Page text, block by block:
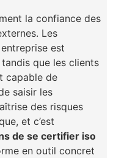
la confiance des
Les
est
que les clients
capable de
saisir les
des risques
et c’est
de se certifier iso
en outil concret